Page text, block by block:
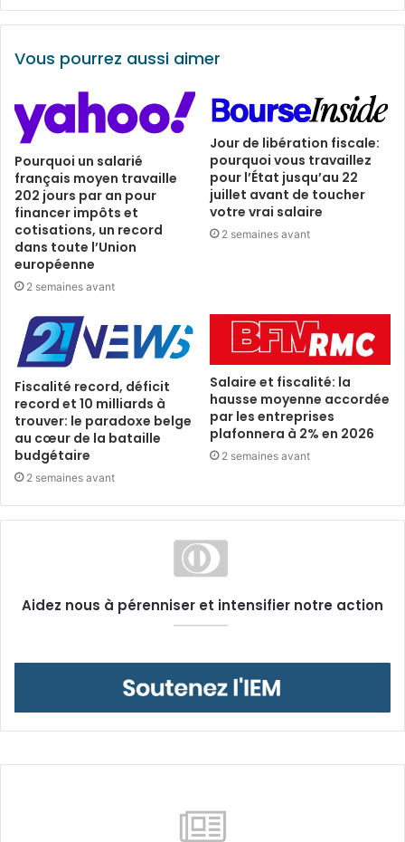
Vous pourrez aussi aimer
Pourquoi un salarié
français moyen travaille
202 jours par an pour
financer impôts et
cotisations, un record
dans toute l’Union
européenne
2 semaines avant
Jour de libération fiscale:
pourquoi vous travaillez
pour l’État jusqu’au 22
juillet avant de toucher
votre vrai salaire
2 semaines avant
Fiscalité record, déficit
record et 10 milliards à
trouver: le paradoxe belge
au cœur de la bataille
budgétaire
2 semaines avant
Salaire et fiscalité: la
hausse moyenne accordée
par les entreprises
plafonnera à 2% en 2026
2 semaines avant
Aidez nous à pérenniser et intensifier notre action